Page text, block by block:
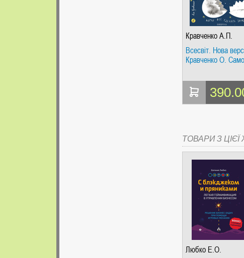
Кравченко А.П.
Всесвіт. Нова
Кравченко О.
ТОВАРИ З ЦІЄЇ
Любко Е.О.